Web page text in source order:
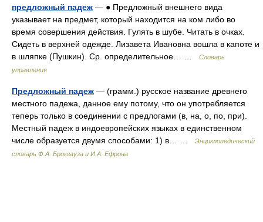
предложный падеж — ● Предложный внешнего вида
указывает на предмет, который находится на ком либо во
время совершения действия. Гулять в шубе. Читать в очках.
Сидеть в верхней одежде. Лизавета Ивановна вошла в капоте и
в шляпке (Пушкин). Ср. определительное… …
Словарь
управления
Предложный падеж — (грамм.) русское название древнего
местного падежа, данное ему потому, что он употребляется
теперь только в соединении с предлогами (в, на, о, по, при).
Местный падеж в индоевропейских языках в единственном
числе образуется двумя способами: 1) в… …
Энциклопедический
словарь Ф.А. Брокгауза и И.А. Ефрона